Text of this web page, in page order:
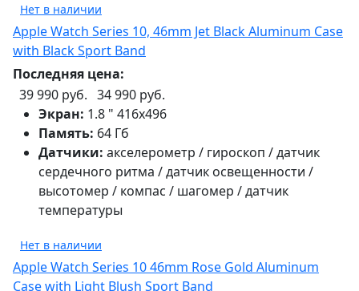
Нет в наличии
Apple Watch Series 10, 46mm Jet Black Aluminum Case
with Black Sport Band
Последняя цена:
39 990 руб. 34 990 руб.
Экран: 1.8 " 416х496
Память: 64 Гб
Датчики: акселерометр / гироскоп / датчик
сердечного ритма / датчик освещенности /
высотомер / компас / шагомер / датчик
температуры
Нет в наличии
Apple Watch Series 10 46mm Rose Gold Aluminum
Case with Light Blush Sport Band